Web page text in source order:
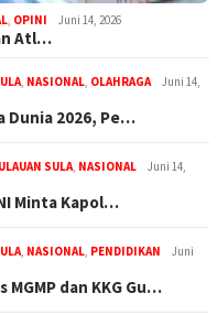
OPINI Juni 14, 2026
Atl…
NASIONAL OLAHRAGA
Juni 14,
Dunia 2026, Pe…
SULA NASIONAL
Juni 14,
Minta Kapol…
NASIONAL PENDIDIKAN
Juni
MGMP dan KKG Gu…